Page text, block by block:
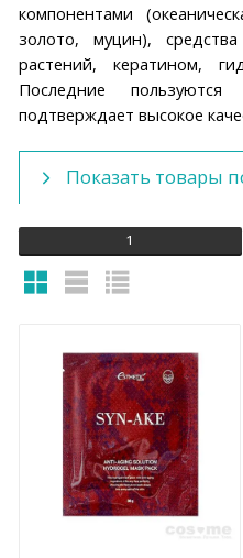
компонентами
золото, муцин),
растений, кератином,
Последние
подтверждает высокое
Показать товары
1